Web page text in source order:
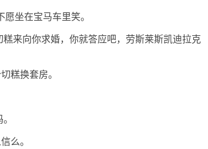
坐在宝马车里笑。
来向你求婚，你就答应吧，劳斯莱斯凯迪拉克
糕换套房。
么。